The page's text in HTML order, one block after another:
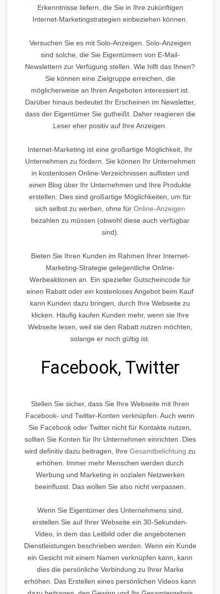
Erkenntnisse liefern, die Sie in Ihre zukünftigen
Internet-Marketingstrategien einbeziehen können.
Versuchen Sie es mit Solo-Anzeigen. Solo-Anzeigen
sind solche, die Sie Eigentümern von E-Mail-
Newslettern zur Verfügung stellen. Wie hilft das Ihnen?
Sie können eine Zielgruppe erreichen, die
möglicherweise an Ihren Angeboten interessiert ist.
Darüber hinaus bedeutet Ihr Erscheinen im Newsletter,
dass der Eigentümer Sie gutheißt. Daher reagieren die
Leser eher positiv auf Ihre Anzeigen.
Internet-Marketing ist eine großartige Möglichkeit, Ihr
Unternehmen zu fördern. Sie können Ihr Unternehmen
in kostenlosen Online-Verzeichnissen auflisten und
einen Blog über Ihr Unternehmen und Ihre Produkte
erstellen. Dies sind großartige Möglichkeiten, um für
sich selbst zu werben, ohne für Online-Anzeigen
bezahlen zu müssen (obwohl diese auch verfügbar
sind).
Bieten Sie Ihren Kunden im Rahmen Ihrer Internet-
Marketing-Strategie gelegentliche Online-
Werbeaktionen an. Ein spezieller Gutscheincode für
einen Rabatt oder ein kostenloses Angebot beim Kauf
kann Kunden dazu bringen, durch Ihre Webseite zu
klicken. Häufig kaufen Kunden mehr, wenn sie Ihre
Webseite lesen, weil sie den Rabatt nutzen möchten,
solange er noch gültig ist.
Facebook, Twitter
Stellen Sie sicher, dass Sie Ihre Webseite mit Ihren
Facebook- und Twitter-Konten verknüpfen. Auch wenn
Sie Facebook oder Twitter nicht für Kontakte nutzen,
sollten Sie Konten für Ihr Unternehmen einrichten. Dies
wird definitiv dazu beitragen, Ihre Gesamtbelichtung zu
erhöhen. Immer mehr Menschen werden durch
Werbung und Marketing in sozialen Netzwerken
beeinflusst. Das wollen Sie also nicht verpassen.
Wenn Sie Eigentümer des Unternehmens sind,
erstellen Sie auf Ihrer Webseite ein 30-Sekunden-
Video, in dem das Leitbild oder die angebotenen
Dienstleistungen beschrieben werden. Wenn ein Kunde
ein Gesicht mit einem Namen verknüpfen kann, kann
dies die persönliche Verbindung zu Ihrer Marke
erhöhen. Das Erstellen eines persönlichen Videos kann